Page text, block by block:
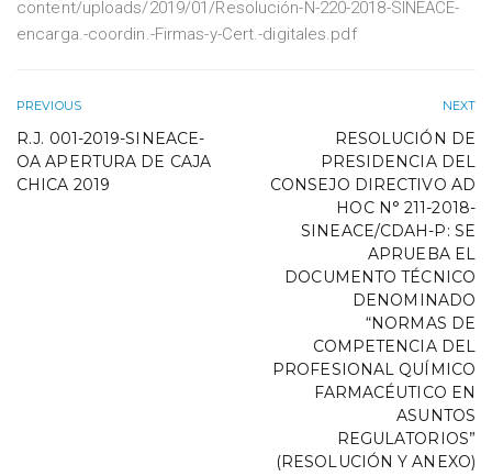
content/uploads/2019/01/Resolución-N-220-2018-SINEACE-
encarga.-coordin.-Firmas-y-Cert.-digitales.pdf
PREVIOUS
R.J. 001-2019-SINEACE-
OA APERTURA DE CAJA
CHICA 2019
NEXT
RESOLUCIÓN DE
PRESIDENCIA DEL
CONSEJO DIRECTIVO AD
HOC N° 211-2018-
SINEACE/CDAH-P: SE
APRUEBA EL
DOCUMENTO TÉCNICO
DENOMINADO
“NORMAS DE
COMPETENCIA DEL
PROFESIONAL QUÍMICO
FARMACÉUTICO EN
ASUNTOS
REGULATORIOS”
(RESOLUCIÓN Y ANEXO)